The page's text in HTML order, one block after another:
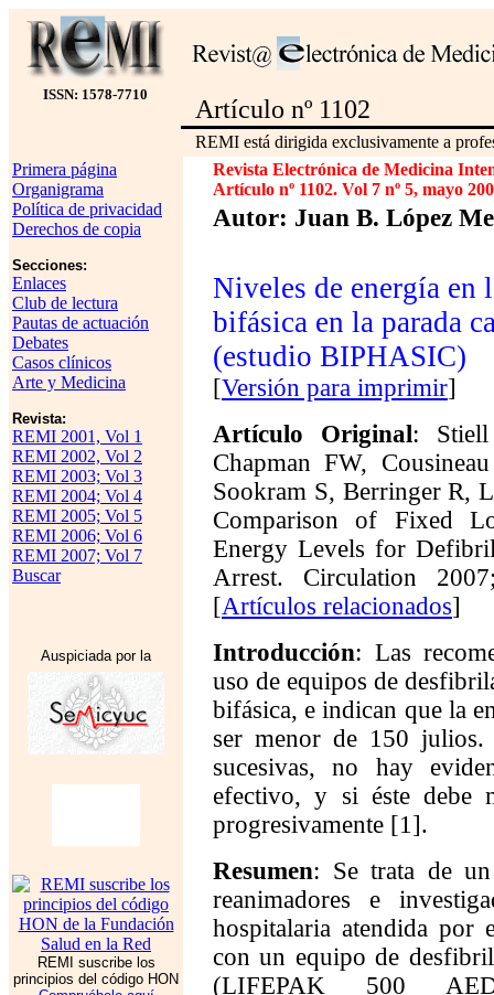
ISSN: 1578-7710
Artículo nº 1102
REMI está dirigida exclusivamente a
Primera página
Organigrama
Política de privacidad
Derechos de copia
Secciones:
Enlaces
Club de lectura
Pautas de actuación
Debates
Casos clínicos
Arte y Medicina
Revista:
REMI 2001, Vol 1
REMI 2002, Vol 2
REMI 2003; Vol 3
REMI 2004; Vol 4
REMI 2005; Vol 5
REMI 2006; Vol 6
REMI 2007; Vol 7
Buscar
Auspiciada por la
REMI suscribe los
principios del código HON
Revista Electrónica de Medicina
Artículo nº 1102. Vol 7 nº 5, mayo
Autor: Juan B. López
Niveles de energía en
bifásica en la parada
(estudio BIPHASIC)
[Versión para imprimir]
Artículo Original:
Chapman FW,
Sookram S, Berringer R,
Comparison of Fixed
Energy Levels for
Arrest. Circulation
[Artículos relacionados]
Introducción: Las
uso de equipos de
bifásica, e indican que la
ser menor de 150 julios.
sucesivas, no hay
efectivo, y si éste debe
progresivamente [1].
Resumen: Se trata de
reanimadores e
hospitalaria atendida por
con un equipo de
(LIFEPAK 500